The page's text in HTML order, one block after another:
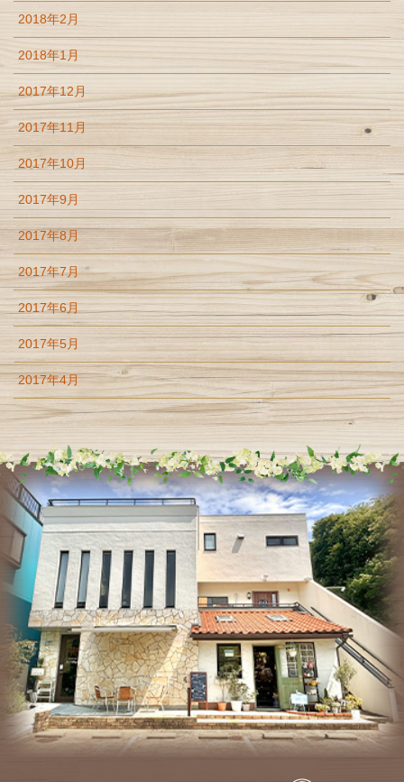
2018年2月
2018年1月
2017年12月
2017年11月
2017年10月
2017年9月
2017年8月
2017年7月
2017年6月
2017年5月
2017年4月